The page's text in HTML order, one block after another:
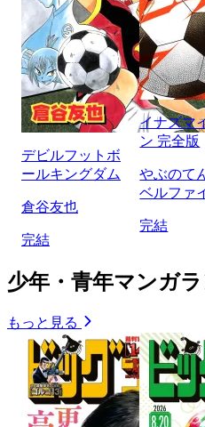
デビルフットボ
ールキングダム
倉谷友也
完結
イナズマ
ン 完全版
やぶのて
ベルファ
完結
少年・青年マンガ
もっと見る